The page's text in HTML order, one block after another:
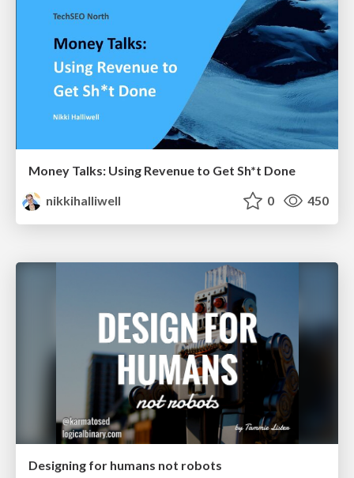
Money Talks: Using Revenue to Get Sh*t Done
nikkihalliwell
0 450
Designing for humans not robots